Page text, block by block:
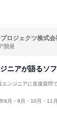
ロジェクツ株式会
開発
ニアが語るソ
ンジニアに直接質問
8月・9月・10月・11